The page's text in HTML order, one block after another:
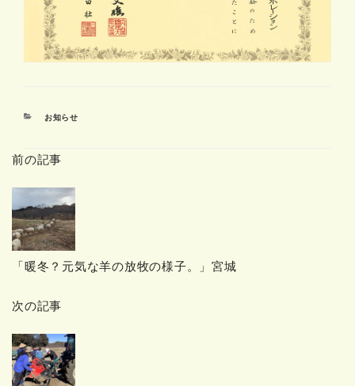
カ
リ
お知らせ
前の記事
「暖冬？元気な羊の放牧の様子。」宮城
次の記事